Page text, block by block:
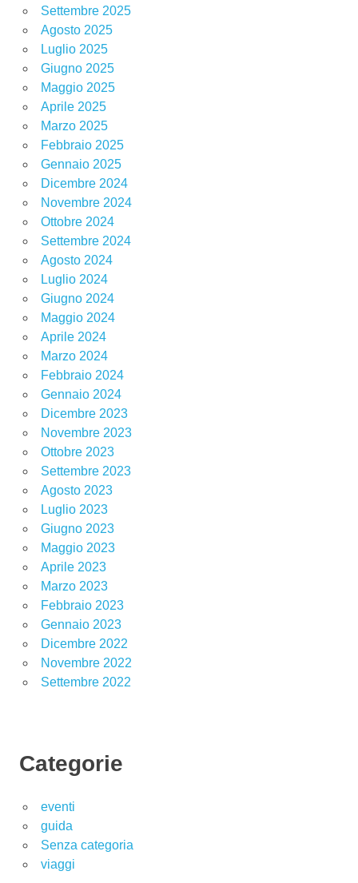
Settembre 2025
Agosto 2025
Luglio 2025
Giugno 2025
Maggio 2025
Aprile 2025
Marzo 2025
Febbraio 2025
Gennaio 2025
Dicembre 2024
Novembre 2024
Ottobre 2024
Settembre 2024
Agosto 2024
Luglio 2024
Giugno 2024
Maggio 2024
Aprile 2024
Marzo 2024
Febbraio 2024
Gennaio 2024
Dicembre 2023
Novembre 2023
Ottobre 2023
Settembre 2023
Agosto 2023
Luglio 2023
Giugno 2023
Maggio 2023
Aprile 2023
Marzo 2023
Febbraio 2023
Gennaio 2023
Dicembre 2022
Novembre 2022
Settembre 2022
Categorie
eventi
guida
Senza categoria
viaggi